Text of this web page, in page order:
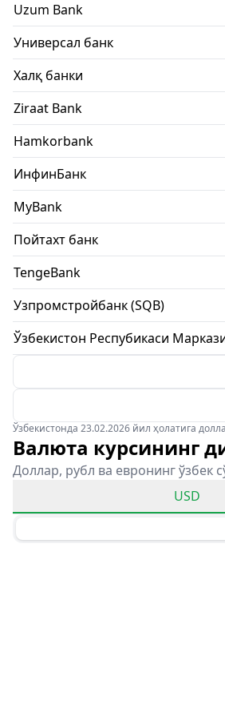
Uzum Bank
Универсал банк
Халқ банки
Ziraat Bank
Hamkorbank
ИнфинБанк
MyBank
Пойтахт банк
TengeBank
Узпромстройбанк (SQB)
Ўзбекистон Респубикаси
Ўзбекистонда 23.02.2026 йил ҳолатига
Валюта курсининг
Доллар, рубл ва евронинг ўзбек
USD